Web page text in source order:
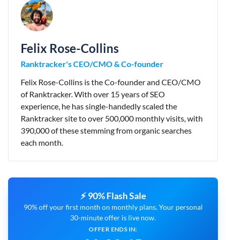
Felix Rose-Collins
Ranktracker's CEO/CMO & Co-founder
Felix Rose-Collins is the Co-founder and CEO/CMO
of Ranktracker. With over 15 years of SEO
experience, he has single-handedly scaled the
Ranktracker site to over 500,000 monthly visits, with
390,000 of these stemming from organic searches
each month.
⚡ 90% Flash Sale
90% off your first month on monthly plans. Your personal
30-minute offer is live now.
OFFER ENDS IN: